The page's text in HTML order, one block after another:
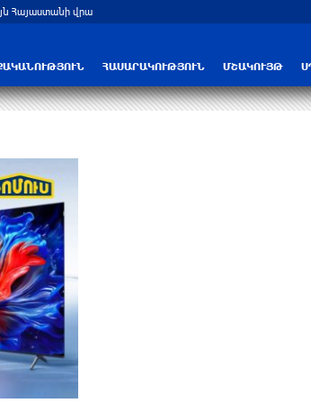
Հայաստանի վրա
ՀԱՍԱՐԱԿՈՒԹՅՈՒՆ ՄՇԱԿՈՒՅԹ